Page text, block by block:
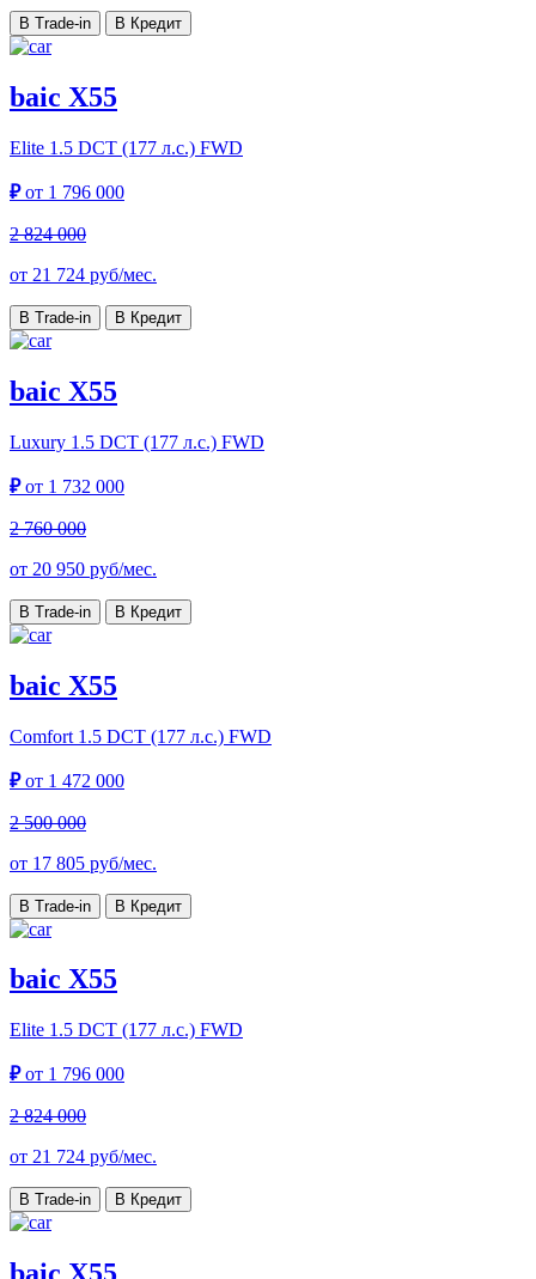
В Trade-in В Кредит
baic X55
Elite 1.5 DCT (177 л.с.) FWD
₽от 1 796 000
2 824 000
от 21 724 руб/мес.
В Trade-in В Кредит
baic X55
Luxury 1.5 DCT (177 л.с.) FWD
₽от 1 732 000
2 760 000
от 20 950 руб/мес.
В Trade-in В Кредит
baic X55
Comfort 1.5 DCT (177 л.с.) FWD
₽от 1 472 000
2 500 000
от 17 805 руб/мес.
В Trade-in В Кредит
baic X55
Elite 1.5 DCT (177 л.с.) FWD
₽от 1 796 000
2 824 000
от 21 724 руб/мес.
В Trade-in В Кредит